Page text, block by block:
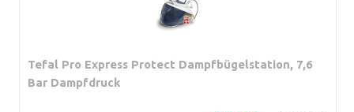
Tefal Pro Express Protect Dampfbügelstation, 7,6
Bar Dampfdruck